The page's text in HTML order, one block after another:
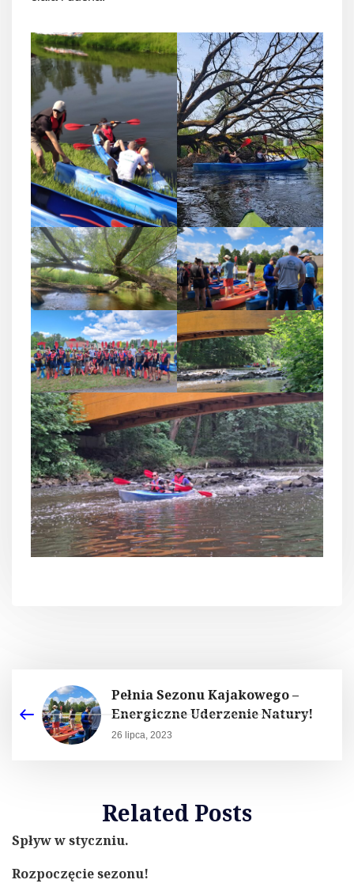
Pełnia Sezonu Kajakowego –
Energiczne Uderzenie Natury!
26 lipca, 2023
Related Posts
Spływ w styczniu.
Rozpoczęcie sezonu!